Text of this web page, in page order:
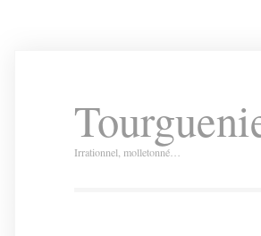
Irrationnel, molletonné…